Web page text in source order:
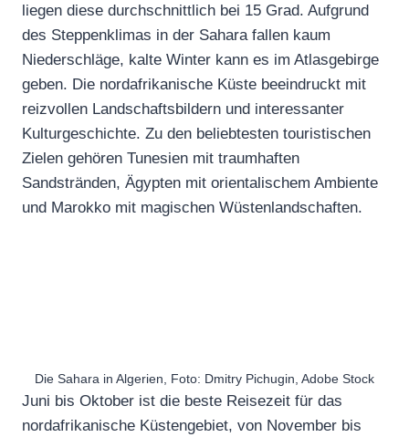
liegen diese durchschnittlich bei 15 Grad. Aufgrund
des Steppenklimas in der Sahara fallen kaum
Niederschläge, kalte Winter kann es im Atlasgebirge
geben. Die nordafrikanische Küste beeindruckt mit
reizvollen Landschaftsbildern und interessanter
Kulturgeschichte. Zu den beliebtesten touristischen
Zielen gehören Tunesien mit traumhaften
Sandstränden, Ägypten mit orientalischem Ambiente
und Marokko mit magischen Wüstenlandschaften.
Die Sahara in Algerien, Foto: Dmitry Pichugin, Adobe Stock
Juni bis Oktober ist die beste Reisezeit für das
nordafrikanische Küstengebiet, von November bis